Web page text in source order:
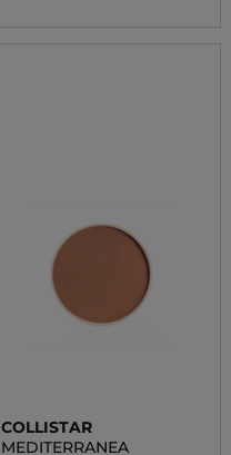
COLLISTAR
MEDITERRANEA